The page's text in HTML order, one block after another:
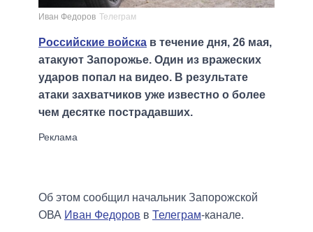
Иван Федоров Телеграм
Российские войска в течение дня, 26 мая,
атакуют Запорожье. Один из вражеских
ударов попал на видео. В результате
атаки захватчиков уже известно о более
чем десятке пострадавших.
Об этом сообщил начальник Запорожской
ОВА Иван Федоров в Телеграм-канале.